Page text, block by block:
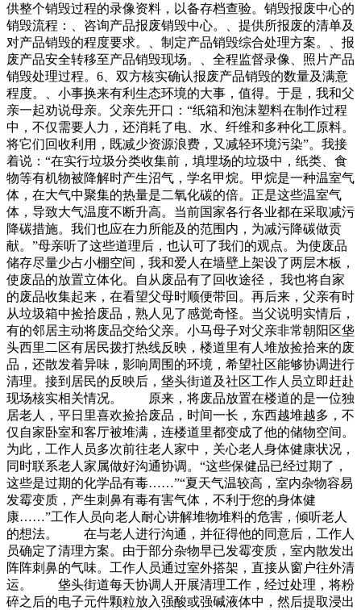
供整个销毁过程的录像资料，以备存档查验。销毁报废中心的
销毁流程：、咨询产品报废销毁中心。、提供所报废的清单及
对产品销毁的程度要求。、制定产品销毁综合处理方案。、报
废产品安全转移至产品销毁现场。、全程监督录像、照片产品
销毁处理过程。6、双方核实确认报废产品销毁的数量及满意
程度。、小事换来有利生态环境的大事，值得。于是，我和父
亲一起劝说母亲。父亲先开口：“纸箱和泡沫塑料在制作过程
中，不仅需要人力，还消耗了电、水、纤维和多种化工原料。
将它们回收利用，既减少资源浪费，又减轻环境污染”。我接
着说：“在实行垃圾分类收集前，填埋场的垃圾中，纸类、食
物等有机物被降解时产生沼气，学名甲烷。甲烷是一种温室气
体，在大气中聚集的热量是二氧化碳的倍。正是这些温室气
体，导致大气温度不断升高。当前国家各行各业都在采取减污
降碳措施。我们也应在力所能及的范围内，为减污降碳做贡
献。”母亲听了这些道理后，也认可了我们的观点。为使废品
储存尽量少占小棚空间，我和爱人在墙壁上架设了两层木板，
使废品的放置立体化。自从废品有了回收途径， 我也将自家
的废品收集起来，在看望父母时顺便带回。再后来，父亲有时
从垃圾箱中捡拾废品，熟人见了感觉奇怪。当父说明实情后，
有的邻居主动将废品交给父亲。小马母子对父亲非常朝阳区垡
头西里二区有居民拨打热线反映，楼道里有人堆放捡拾来的废
品，还散发着异味，影响周围的环境，希望社区能够协调进行
清理。接到居民的反映后，垡头街道及社区工作人员立即赶赴
现场核实相关情况。 原来，将废品放置在楼道的是一位独
居老人，平日里喜欢捡拾废品，时间一长，东西越堆越多，不
仅自家卧室和客厅被堆满，连楼道里都变成了他的储物空间。
为此，工作人员多次前往老人家中，关心老人身体健康状况，
同时联系老人家属做好沟通协调。“这些保健品已经过期了，
这些是过期的化学品有毒……”“夏天气温较高，室内杂物容易
发霉变质，产生刺鼻有毒有害气体，不利于您的身体健
康……”工作人员向老人耐心讲解堆物堆料的危害，倾听老人
的想法。 在与老人进行沟通，并征得他的同意后，工作人
员确定了清理方案。由于部分杂物早已发霉变质，室内散发出
阵阵刺鼻的气味。工作人员通过室外搭架，直接从窗户往外清
运。 垡头街道每天协调人开展清理工作，经过处理，将粉
碎之后的电子元件颗粒放入强酸或强碱液体中，然后提取浸出